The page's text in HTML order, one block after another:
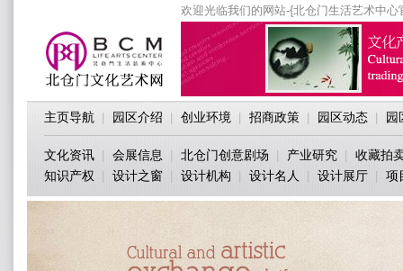
欢迎光临我们的网站-{北仓门生活艺术中心
主页导航 园区介绍 创业环境 招商政策 园区动态 园
文化资讯 会展信息 北仓门创意剧场 产业研究
收藏拍
知识产权
设计之窗 设计机构 设计名人 设计展厅 项